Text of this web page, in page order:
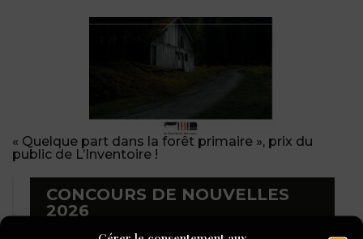
« Quelque part dans la forêt primaire », prix du
public de L’Inventoire !
CONCOURS DE NOUVELLES
2026